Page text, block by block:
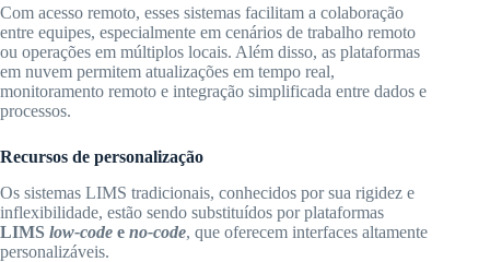
Com acesso remoto, esses sistemas facilitam a colaboração
entre equipes, especialmente em cenários de trabalho remoto
ou operações em múltiplos locais. Além disso, as plataformas
em nuvem permitem atualizações em tempo real,
monitoramento remoto e integração simplificada entre dados e
processos.
Recursos de personalização
Os sistemas LIMS tradicionais, conhecidos por sua rigidez e
inflexibilidade, estão sendo substituídos por plataformas
LIMS low-code e no-code, que oferecem interfaces altamente
personalizáveis.